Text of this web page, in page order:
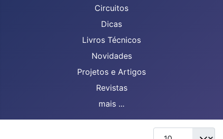
Circuitos
Dicas
Livros Técnicos
Novidades
Projetos e Artigos
Revistas
mais ...
Mostrar #